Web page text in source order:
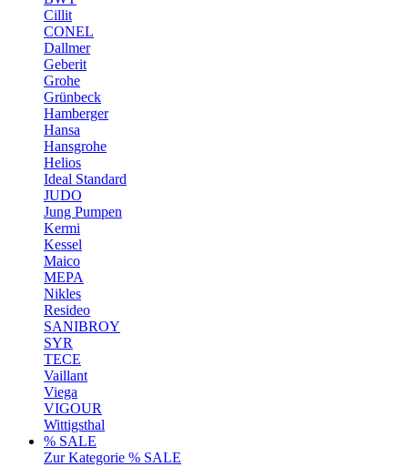
Cillit
CONEL
Dallmer
Geberit
Grohe
Grünbeck
Hamberger
Hansa
Hansgrohe
Helios
Ideal Standard
JUDO
Jung Pumpen
Kermi
Kessel
Maico
MEPA
Nikles
Resideo
SANIBROY
SYR
TECE
Vaillant
Viega
VIGOUR
Wittigsthal
% SALE
Zur Kategorie % SALE